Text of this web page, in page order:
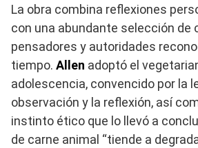
La obra combina reflexiones
con una abundante selección de
pensadores y autoridades
tiempo. Allen adoptó el
adolescencia, convencido por la
observación y la reflexión, así
instinto ético que lo llevó a
de carne animal “tiende a